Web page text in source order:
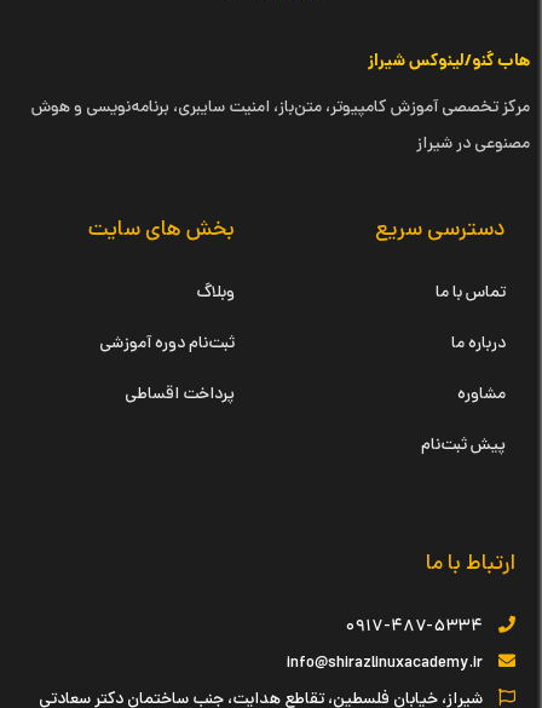
هاب گنو/لینوکس شیراز
مرکز تخصصی آموزش کامپیوتر، متن‌باز، امنیت سایبری، برنامه‌نویسی و هوش
مصنوعی در شیراز
دسترسی سریع
تماس با ما
درباره ما
مشاوره
پیش ثبت‌نام
بخش های سایت
وبلاگ
ثبت‌نام دوره آموزشی
پرداخت اقساطی
ارتباط با ما
۰۹۱۷-۴۸۷-۵۳۳۴
info@shirazlinuxacademy.ir
شیراز، خیابان فلسطین، تقاطع هدایت، جنب ساختمان دکتر سعادتی